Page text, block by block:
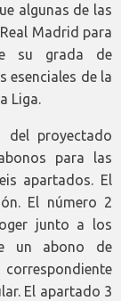
algunas de las
Madrid para
su grada de
esenciales de la
Liga.
del proyectado
para las
apartados. El
El número 2
junto a los
un abono de
El apartado 3